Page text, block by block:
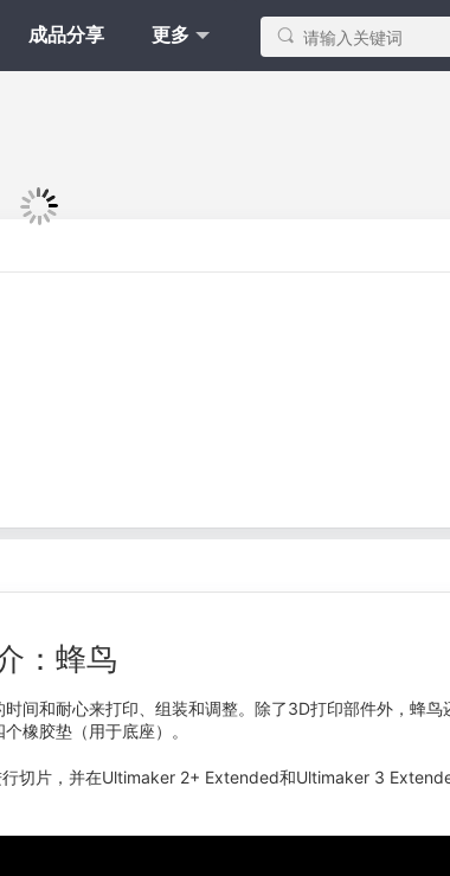
成品分享 更多
：蜂鸟
间和耐心来打印、组装和调整。除了3D打印部件外，蜂鸟
橡胶垫（用于底座）。
切片，并在Ultimaker 2+ Extended和Ultimaker 3